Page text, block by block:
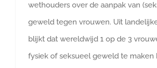
wethouders over de aanpak van
geweld tegen vrouwen. Uit
blijkt dat wereldwijd 1 op de 3
fysiek of seksueel geweld te maken